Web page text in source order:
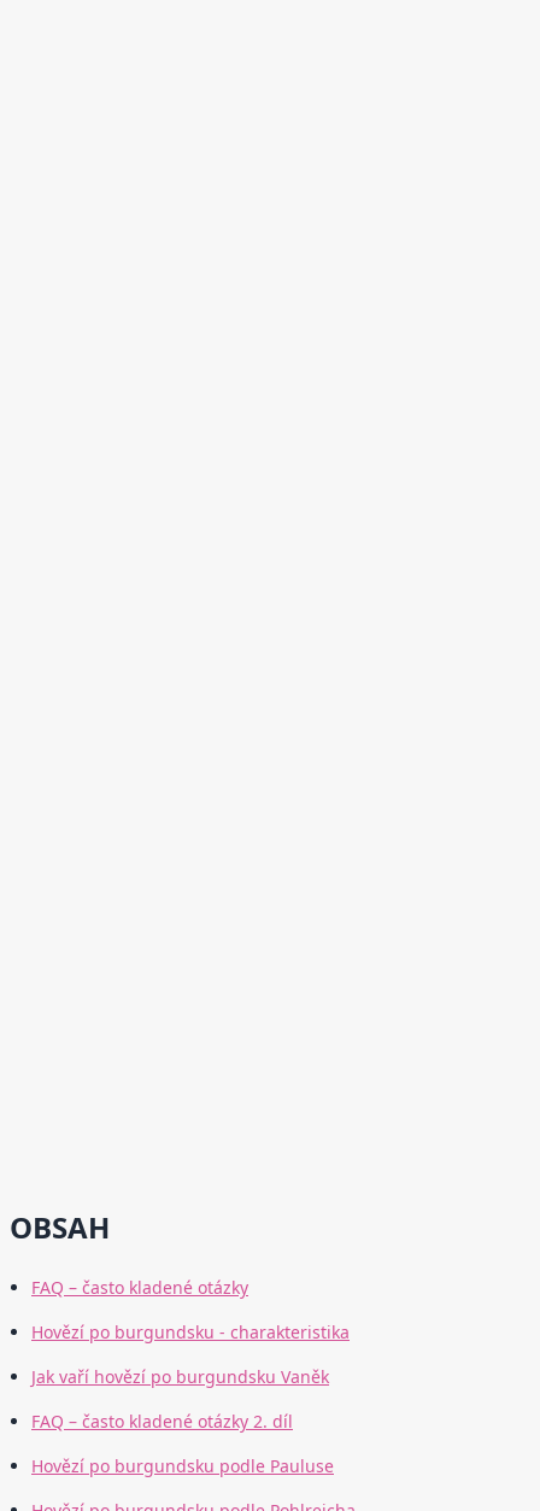
OBSAH
FAQ – často kladené otázky
Hovězí po burgundsku - charakteristika
Jak vaří hovězí po burgundsku Vaněk
FAQ – často kladené otázky 2. díl
Hovězí po burgundsku podle Pauluse